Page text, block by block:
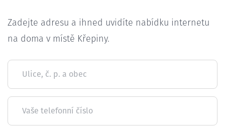
Zadejte adresu a ihned uvidíte nabídku internetu
na doma v místě Křepiny.
Ulice, č. p. a obec
Vaše telefonní číslo